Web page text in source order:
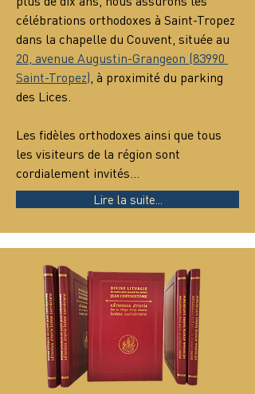
célébrations orthodoxes à Saint-Tropez
dans la chapelle du Couvent, située au
20, avenue Augustin-Grangeon (83990
Saint-Tropez), à proximité du parking
des Lices.
Les fidèles orthodoxes ainsi que tous
les visiteurs de la région sont
cordialement invités…
Lire la suite...